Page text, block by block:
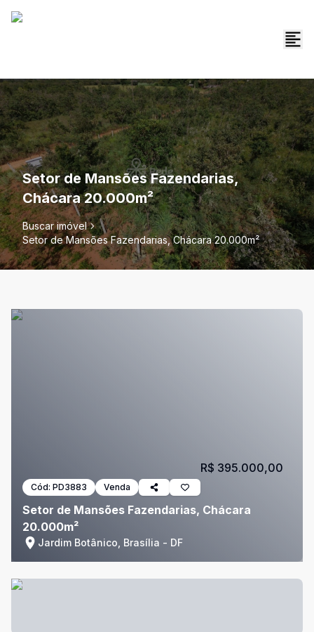
Setor de Mansões Fazendarias,
Chácara 20.000m²
Buscar imóvel
Setor de Mansões Fazendarias, Chácara 20.000m²
Cód: PD3883 Venda
Setor de Mansões Fazendarias, Chácara
20.000m²
Jardim Botânico, Brasília - DF
R$ 395.000,00